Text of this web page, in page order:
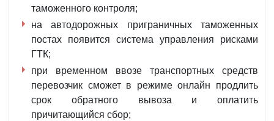
таможенного контроля;
на автодорожных приграничных таможенных
постах появится система управления рисками
ГТК;
при временном ввозе транспортных средств
перевозчик сможет в режиме онлайн продлить
срок обратного вывоза и оплатить
причитающийся сбор;